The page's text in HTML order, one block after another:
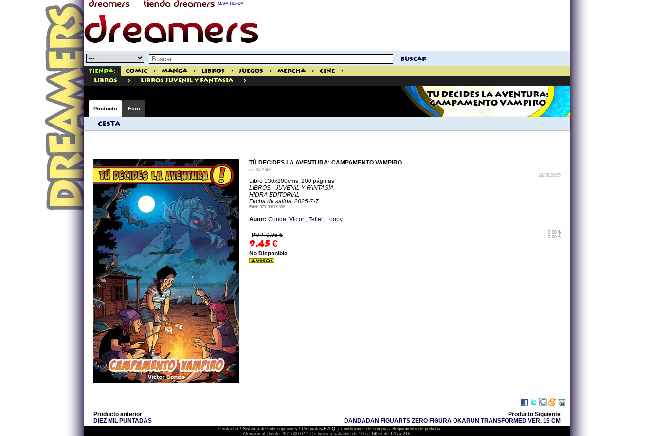
MAPA TIENDA
buscar
Tienda: Comic > Manga > Libros > Juegos > Mercha > Cine
>
libros
> Libros Juvenil Y Fantasia >
TÚ DECIDES LA AVENTURA:
CAMPAMENTO VAMPIRO
Producto Foro
Cesta
TÚ DECIDES LA AVENTURA: CAMPAMENTO VAMPIRO
ref 947943
29/06/2025
Libro 130x200cms, 200 páginas
LIBROS - JUVENIL Y FANTASÍA
HIDRA EDITORIAL
Fecha de salida: 2025-7-7
EAN: 9791387711092
Autor: Conde; Victor ; Teller; Loopy
PVP: 9.95 €
9.45 €
0.00 $
0.00 £
No Disponible
Producto anterior
DIEZ MIL PUNTADAS
Producto Siguiente
DANDADAN FIGUARTS ZERO FIGURA OKARUN TRANSFORMED VER. 15 CM
Contactar / Sistema de subscripciones / Preguntas/F.A.Q. / condiciones de compra / Seguimiento de pedidos
Atención al cliente: 951 600 072. De lunes a sábados de 10h a 14h y de 17h a 21h.